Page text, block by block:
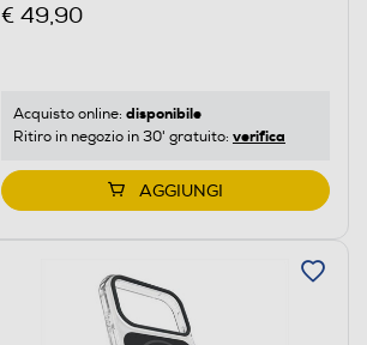
€ 49,90
Acquisto online: disponibile
Ritiro in negozio in 30' gratuito: verifica
AGGIUNGI